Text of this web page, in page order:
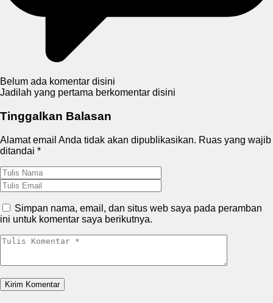
Belum ada komentar disini
Jadilah yang pertama berkomentar disini
Tinggalkan Balasan
Alamat email Anda tidak akan dipublikasikan. Ruas yang wajib
ditandai *
Simpan nama, email, dan situs web saya pada peramban
ini untuk komentar saya berikutnya.